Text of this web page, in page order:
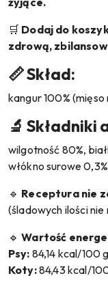
🛒 Dodaj do
zdrową,
📏 Skład:
kangur 100%
🔬 Składniki
wilgotność 80%,
włókno surowe
🔹 Receptura nie
(śladowych ilości
🔹Wartość
Psy: 84,14 kcal/100 g
Koty:84,43 kcal/